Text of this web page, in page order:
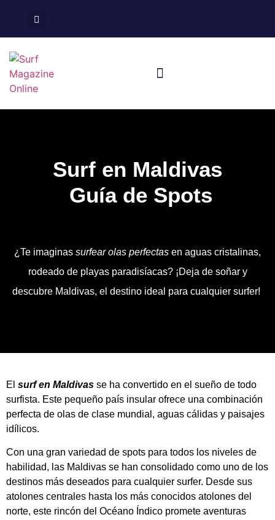
Surf en Maldivas
Guía de Spots
¿Te imaginas surfear olas perfectas en aguas cristalinas,
rodeado de playas paradisíacas? ¡Deja de soñar y
descubre Maldivas, el destino ideal para cualquier surfer!
El surf en Maldivas se ha convertido en el sueño de todo
surfista. Este pequeño país insular ofrece una combinación
perfecta de olas de clase mundial, aguas cálidas y paisajes
idílicos.
Con una gran variedad de spots para todos los niveles de
habilidad, las Maldivas se han consolidado como uno de los
destinos más deseados para cualquier surfer. Desde sus
atolones centrales hasta los más conocidos atolones del
norte, este rincón del Océano Índico promete aventuras